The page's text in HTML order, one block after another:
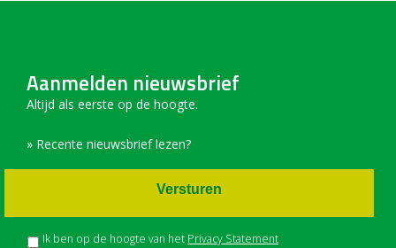
Aanmelden nieuwsbrief
Altijd als eerste op de hoogte.
» Recente nieuwsbrief lezen?
Ik ben op de hoogte van het Privacy Statement
Versturen